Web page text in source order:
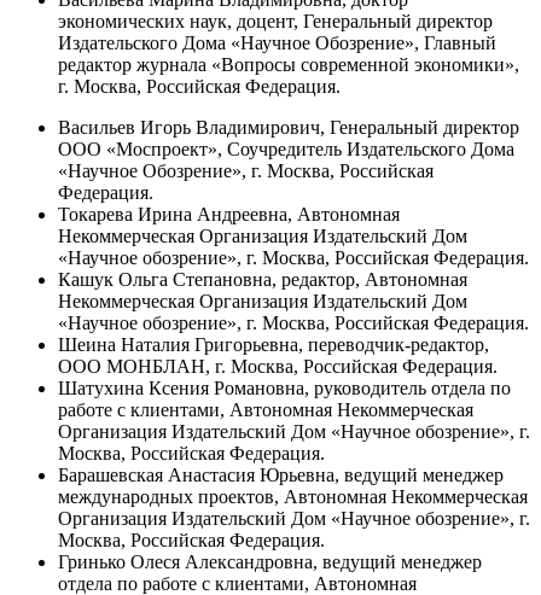
экономических наук, доцент, Генеральный директор
Издательского Дома «Научное Обозрение», Главный
редактор журнала «Вопросы современной экономики»,
г. Москва, Российская Федерация.
Васильев Игорь Владимирович, Генеральный директор
ООО «Моспроект», Соучредитель Издательского Дома
«Научное Обозрение», г. Москва, Российская
Федерация.
Токарева Ирина Андреевна, Автономная
Некоммерческая Организация Издательский Дом
«Научное обозрение», г. Москва, Российская Федерация.
Кашук Ольга Степановна, редактор, Автономная
Некоммерческая Организация Издательский Дом
«Научное обозрение», г. Москва, Российская Федерация.
Шеина Наталия Григорьевна, переводчик-редактор,
OOO МОНБЛАН, г. Москва, Российская Федерация.
Шатухина Ксения Романовна, руководитель отдела по
работе с клиентами, Автономная Некоммерческая
Организация Издательский Дом «Научное обозрение», г.
Москва, Российская Федерация.
Барашевская Анастасия Юрьевна, ведущий менеджер
международных проектов, Автономная Некоммерческая
Организация Издательский Дом «Научное обозрение», г.
Москва, Российская Федерация.
Гринько Олеся Александровна, ведущий менеджер
отдела по работе с клиентами, Автономная